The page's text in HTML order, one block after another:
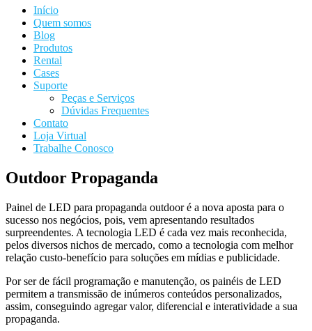
Início
Quem somos
Blog
Produtos
Rental
Cases
Suporte
Peças e Serviços
Dúvidas Frequentes
Contato
Loja Virtual
Trabalhe Conosco
Outdoor Propaganda
Painel de LED para propaganda outdoor é a nova aposta para o
sucesso nos negócios, pois, vem apresentando resultados
surpreendentes. A tecnologia LED é cada vez mais reconhecida,
pelos diversos nichos de mercado, como a tecnologia com melhor
relação custo-benefício para soluções em mídias e publicidade.
Por ser de fácil programação e manutenção, os painéis de LED
permitem a transmissão de inúmeros conteúdos personalizados,
assim, conseguindo agregar valor, diferencial e interatividade a sua
propaganda.